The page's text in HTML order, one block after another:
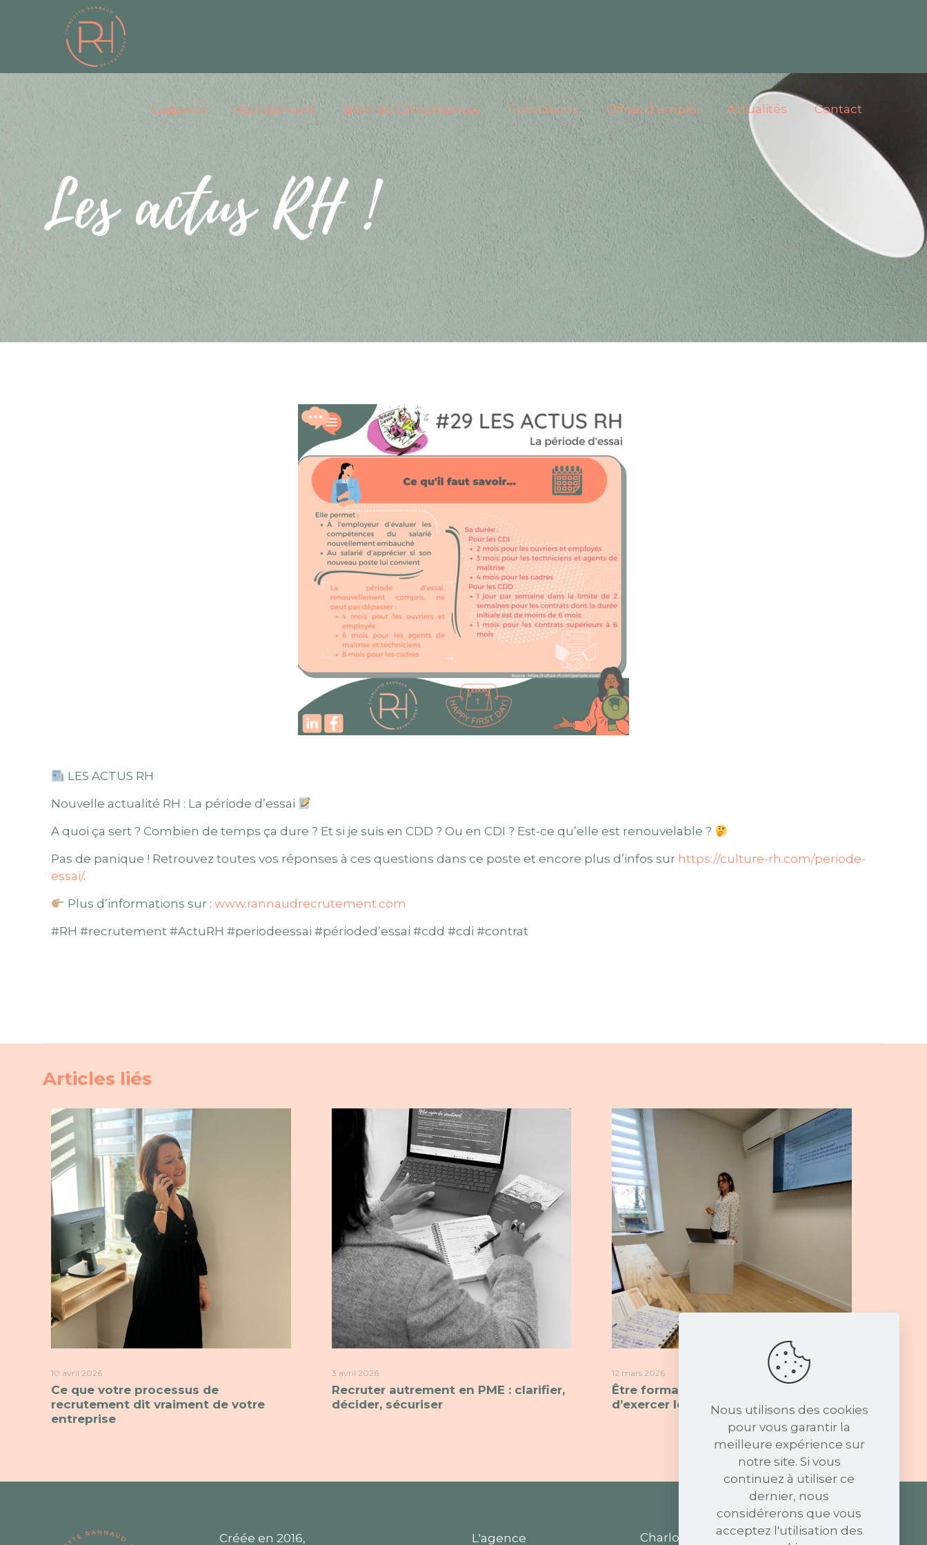
L’agence Recrutement Bilan de Compétences Formations Offres d’emploi Actualités Contact
Les actus RH !
LES ACTUS RH
Nouvelle actualité RH : La période d’essai
A quoi ça sert ? Combien de temps ça dure ? Et si je suis en CDD ? Ou en CDI ? Est-ce qu’elle est renouvelable ?
Pas de panique ! Retrouvez toutes vos réponses à ces questions dans ce poste et encore plus d’infos sur https://culture-rh.com/periode-
essai/.
Plus d’informations sur : www.rannaudrecrutement.com
#RH #recrutement #ActuRH #periodeessai #périoded’essai #cdd #cdi #contrat
Articles liés
10 avril 2026
Ce que votre processus de
recrutement dit vraiment de votre
entreprise
3 avril 2026
Recruter autrement en PME : clarifier,
décider, sécuriser
12 mars 2026
Être formatrice : une autre manière
d’exercer le même métier
Créée en 2016, L'agence Charlotte Rannaud Recrutement
Nous utilisons des cookies
pour vous garantir la
meilleure expérience sur
notre site. Si vous
continuez à utiliser ce
dernier, nous
considérerons que vous
acceptez l'utilisation des